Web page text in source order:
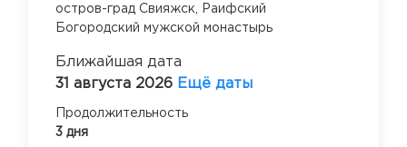
остров-град Свияжск,
Раифский
Богородский мужской монастырь
Ближайшая дата
31 августа 2026 Ещё даты
Продолжительность
3 дня